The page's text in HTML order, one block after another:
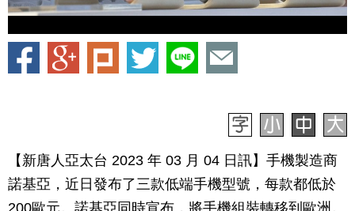
【新唐人亞太台 2023 年 03 月 04 日訊】手機製造商
諾基亞，近日發布了三款低端手機型號，每款都低於